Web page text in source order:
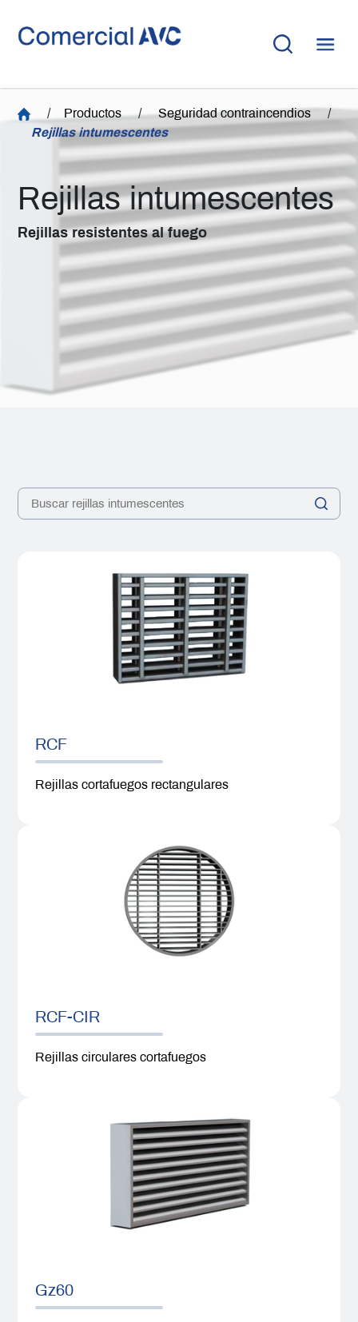
/ Productos / Seguridad contraincendios
/
Rejillas intumescentes
Rejillas intumescentes
Rejillas resistentes al fuego
RCF
Rejillas cortafuegos rectangulares
RCF-CIR
Rejillas circulares cortafuegos
Gz60